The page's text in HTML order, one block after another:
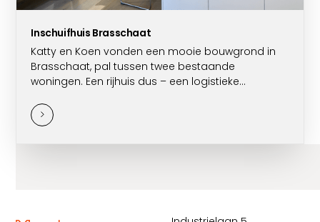
Inschuifhuis Brasschaat
Katty en Koen vonden een mooie bouwgrond in
Brasschaat, pal tussen twee bestaande
woningen. Een rijhuis dus – een logistieke
de vorm van een inschuifhuis: een slimme
bouwmethode waarbij de volledige woning in het
atelier wordt voorbereid en vervolgens tussen de